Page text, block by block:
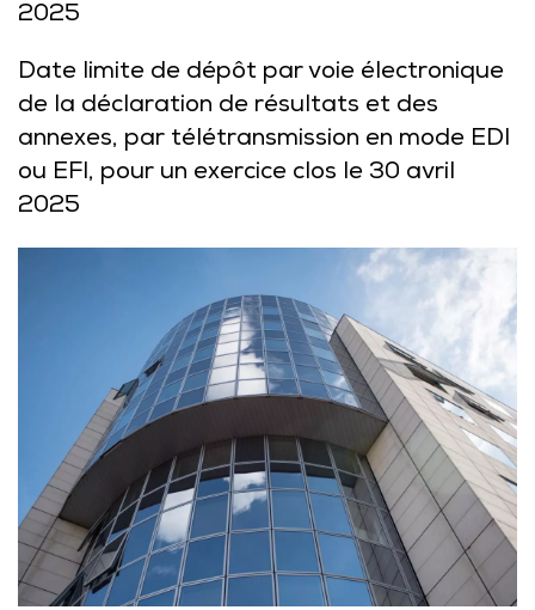
2025
Date limite de dépôt par voie électronique
de la déclaration de résultats et des
annexes, par télétransmission en mode EDI
ou EFI, pour un exercice clos le 30 avril
2025